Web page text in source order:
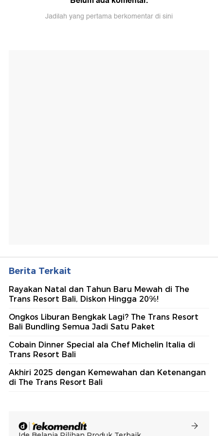
Jadilah yang pertama berkomentar di sini
Berita Terkait
Rayakan Natal dan Tahun Baru Mewah di The
Trans Resort Bali, Diskon Hingga 20%!
Ongkos Liburan Bengkak Lagi? The Trans Resort
Bali Bundling Semua Jadi Satu Paket
Cobain Dinner Special ala Chef Michelin Italia di
Trans Resort Bali
Akhiri 2025 dengan Kemewahan dan Ketenangan
di The Trans Resort Bali